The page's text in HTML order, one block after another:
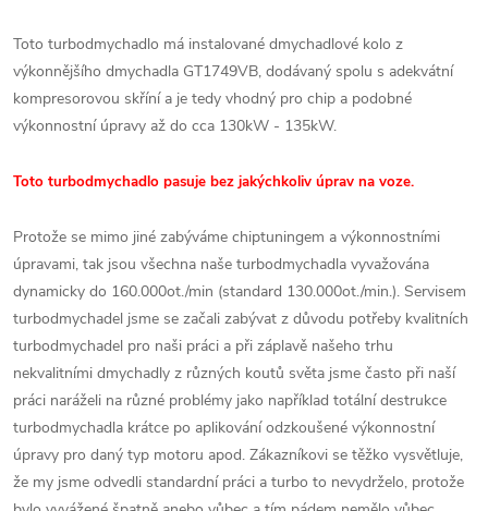
Toto turbodmychadlo má instalované dmychadlové kolo z
výkonnějšího dmychadla GT1749VB, dodávaný spolu s adekvátní
kompresorovou skříní a je tedy vhodný pro chip a podobné
výkonnostní úpravy až do cca 130kW - 135kW.
Toto turbodmychadlo pasuje bez jakýchkoliv úprav na voze.
Protože se mimo jiné zabýváme chiptuningem a výkonnostními
úpravami, tak jsou všechna naše turbodmychadla vyvažována
dynamicky do 160.000ot./min (standard 130.000ot./min.). Servisem
turbodmychadel jsme se začali zabývat z důvodu potřeby kvalitních
turbodmychadel pro naši práci a při záplavě našeho trhu
nekvalitními dmychadly z různých koutů světa jsme často při naší
práci naráželi na různé problémy jako například totální destrukce
turbodmychadla krátce po aplikování odzkoušené výkonnostní
úpravy pro daný typ motoru apod. Zákazníkovi se těžko vysvětluje,
že my jsme odvedli standardní práci a turbo to nevydrželo, protože